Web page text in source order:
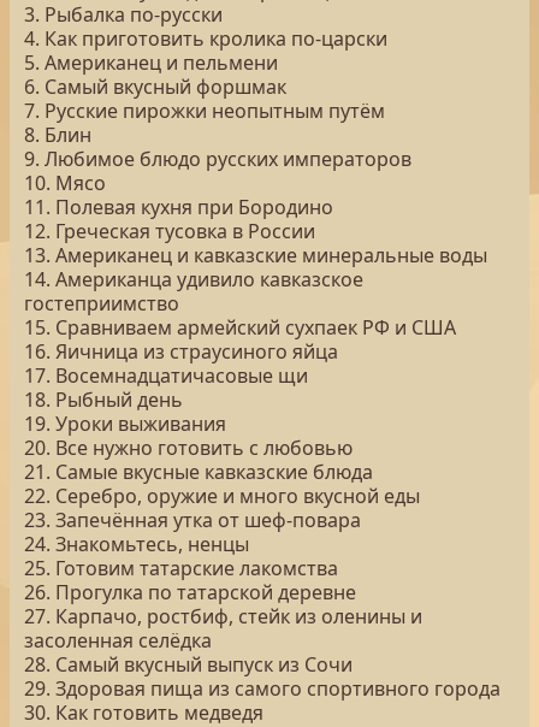
3. Рыбалка по-русски
4. Как приготовить кролика по-царски
5. Американец и пельмени
6. Самый вкусный форшмак
7. Русские пирожки неопытным путём
8. Блин
9. Любимое блюдо русских императоров
10. Мясо
11. Полевая кухня при Бородино
12. Греческая тусовка в России
13. Американец и кавказские минеральные воды
14. Американца удивило кавказское
гостеприимство
15. Сравниваем армейский сухпаек РФ и США
16. Яичница из страусиного яйца
17. Восемнадцатичасовые щи
18. Рыбный день
19. Уроки выживания
20. Все нужно готовить с любовью
21. Самые вкусные кавказские блюда
22. Серебро, оружие и много вкусной еды
23. Запечённая утка от шеф-повара
24. Знакомьтесь, ненцы
25. Готовим татарские лакомства
26. Прогулка по татарской деревне
27. Карпачо, ростбиф, стейк из оленины и
засоленная селёдка
28. Самый вкусный выпуск из Сочи
29. Здоровая пища из самого спортивного города
30. Как готовить медведя